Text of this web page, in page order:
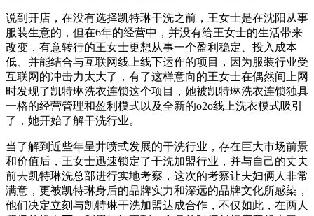
说到开店，在没有选择凯特琳干洗之前，王女士是在沈阳从事
服装生意的，但在6年的经营中，并没有给王女士的生活带来
改变，有意转行的王女士更想从事一个盈利稳定、投入成本
低、并能结合与互联网线上线下运作的项目，因为服装行业受
互联网的冲击力太大了，有了这样意向的王女士在偶然间上网
时发现了凯特琳洗衣连锁这个项目，她被凯特琳洗衣连锁独具
一格的经营管理和盈利模式以及全新的o2o线上洗衣模式吸引
了，她开始了解干洗行业。
当了解到近些年呈井喷式发展的干洗行业，存在巨大市场前景
和价值后，王女士迅速锁定了干洗加盟行业，并与自己的丈夫
前去凯特琳洗总部进行实地考察，这次的考察让夫妇俩人非常
满意，更被凯特琳身后的品牌实力和深远的品牌文化所感染，
他们决定立刻与凯特琳干洗加盟达成合作，不仅如此，在两人